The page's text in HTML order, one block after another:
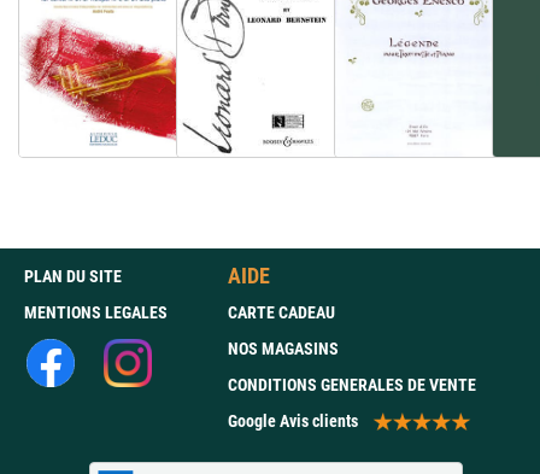
PLAN DU SITE
MENTIONS LEGALES
AIDE
CARTE CADEAU
NOS MAGASINS
CONDITIONS GENERALES DE VENTE
Google Avis clients